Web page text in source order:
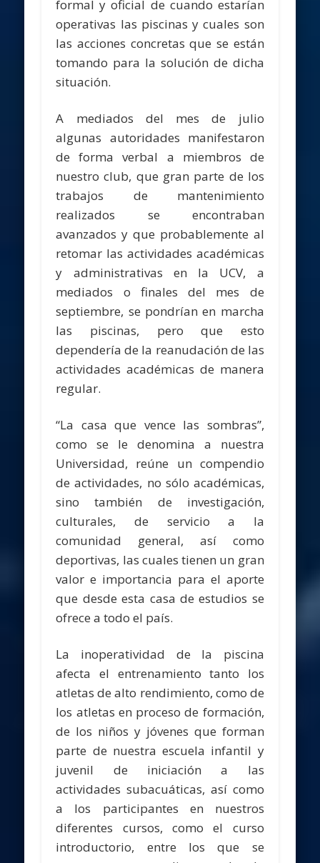
formal y oficial de cuando estarían
operativas las piscinas y cuales son
las acciones concretas que se están
tomando para la solución de dicha
situación.
A mediados del mes de julio
algunas autoridades manifestaron
de forma verbal a miembros de
nuestro club, que gran parte de los
trabajos de mantenimiento
realizados se encontraban
avanzados y que probablemente al
retomar las actividades académicas
y administrativas en la UCV, a
mediados o finales del mes de
septiembre, se pondrían en marcha
las piscinas, pero que esto
dependería de la reanudación de las
actividades académicas de manera
regular.
“La casa que vence las sombras”,
como se le denomina a nuestra
Universidad, reúne un compendio
de actividades, no sólo académicas,
sino también de investigación,
culturales, de servicio a la
comunidad general, así como
deportivas, las cuales tienen un gran
valor e importancia para el aporte
que desde esta casa de estudios se
ofrece a todo el país.
La inoperatividad de la piscina
afecta el entrenamiento tanto los
atletas de alto rendimiento, como de
los atletas en proceso de formación,
de los niños y jóvenes que forman
parte de nuestra escuela infantil y
juvenil de iniciación a las
actividades subacuáticas, así como
a los participantes en nuestros
diferentes cursos, como el curso
introductorio, entre los que se